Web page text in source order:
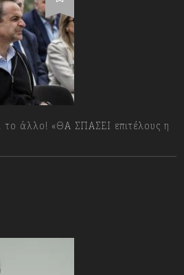
άλλο! «ΘΑ ΣΠΑΣΕΙ επιτέλους η